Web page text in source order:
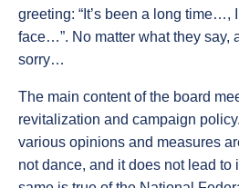
greeting: “It’s been a long time…,
face…”. No matter what they say,
sorry…
The main content of the board
revitalization and campaign
various opinions and measures
not dance, and it does not lead to